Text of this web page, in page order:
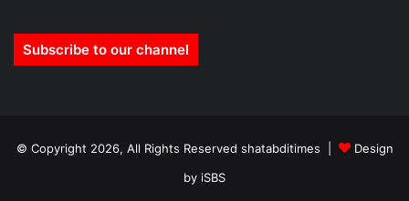
Subscribe to our channel
© Copyright 2026, All Rights Reserved shatabditimes |
Design
by iSBS